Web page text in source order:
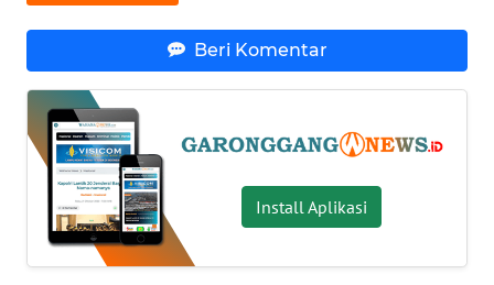
Beri Komentar
Install Aplikasi
WN DELI
SERDANG
WN
TEBING
TINGGI